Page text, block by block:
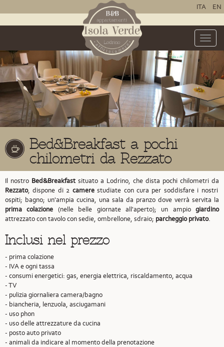
ITA EN
Toggle
Bed&Breakfast a pochi
chilometri da Rezzato
Il nostro Bed&Breakfast situato a Lodrino, che dista pochi chilometri da
Rezzato, dispone di 2 camerestudiate con cura per soddisfare i nostri
ospiti; bagno; un'ampia cucina, una sala da pranzo dove verrà servita la
prima colazione (nelle belle giornate all'aperto); un ampio giardino
attrezzato con tavolo con sedie, ombrellone, sdraio; parcheggio privato.
Inclusi nel prezzo
- prima colazione
- IVA e ogni tassa
- consumi energetici: gas, energia elettrica, riscaldamento, acqua
- TV
- pulizia giornaliera camera/bagno
- biancheria, lenzuola, asciugamani
- uso phon
- uso delle attrezzature da cucina
- posto auto privato
- animali da indicare al momento della prenotazione